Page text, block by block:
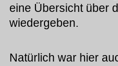
eine Übersicht über
wiedergeben.
Natürlich war hier